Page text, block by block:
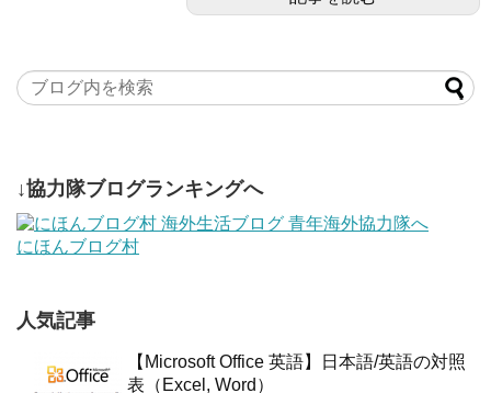
↓協力隊ブログランキングへ
にほんブログ村
人気記事
【Microsoft Office 英語】日本語/英語の対照
表（Excel, Word）